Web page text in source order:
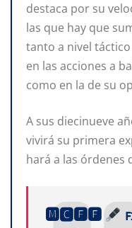
destaca por su
las que hay que
tanto a nivel
en las acciones a
como en la de su
A sus diecinueve
vivirá su primera
hará a las órdenes
🅼🅲🅵🅵